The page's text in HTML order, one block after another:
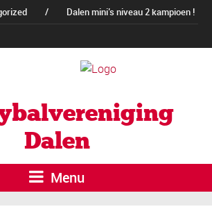
/ Dalen mini’s niveau 2 kampioen !
Dalen
Menu